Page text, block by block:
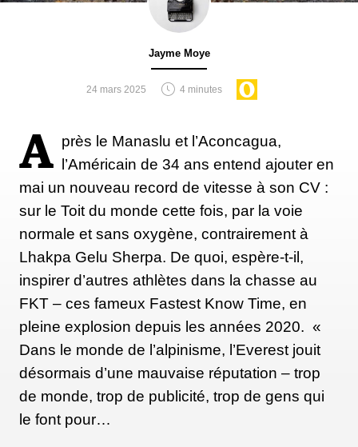
Jayme Moye
24 mars 2025 4 minutes
A près le Manaslu et l’Aconcagua,
l’Américain de 34 ans entend ajouter en
mai un nouveau record de vitesse à son CV :
sur le Toit du monde cette fois, par la voie
normale et sans oxygène, contrairement à
Lhakpa Gelu Sherpa. De quoi, espère-t-il,
inspirer d’autres athlètes dans la chasse au
FKT – ces fameux Fastest Know Time, en
pleine explosion depuis les années 2020. «
Dans le monde de l’alpinisme, l’Everest jouit
désormais d’une mauvaise réputation – trop
de monde, trop de publicité, trop de gens qui
le font pour…